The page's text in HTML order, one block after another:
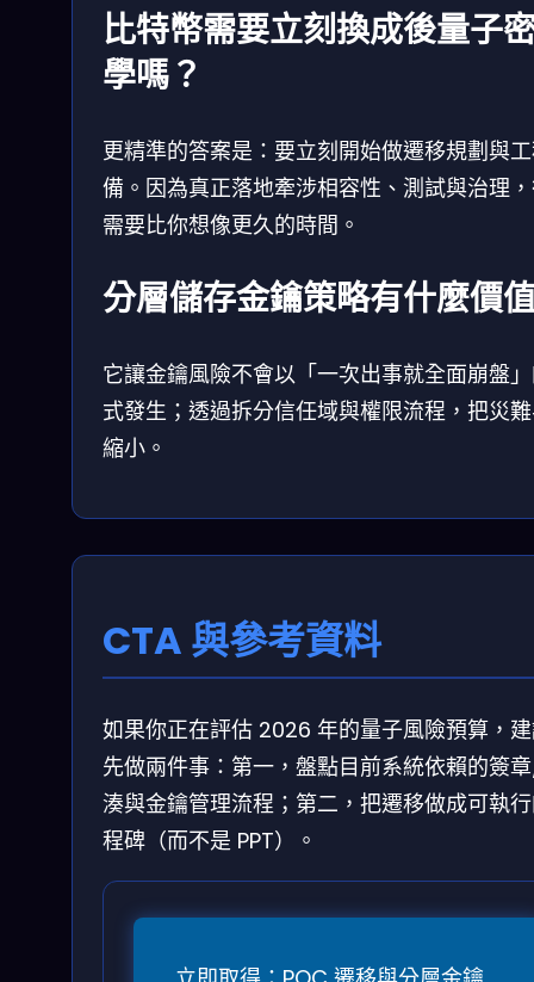
比特幣需要立刻換成後量子
學嗎？
更精準的答案是：要立刻開始做遷移規劃與
備。因為真正落地牽涉相容性、測試與治理
需要比你想像更久的時間。
分層儲存金鑰策略有什麼價
它讓金鑰風險不會以「一次出事就全面崩盤
式發生；透過拆分信任域與權限流程，把災
縮小。
CTA 與參考資料
如果你正在評估 2026 年的量子風險預算，
先做兩件事：第一，盤點目前系統依賴的簽
湊與金鑰管理流程；第二，把遷移做成可執
程碑（而不是 PPT）。